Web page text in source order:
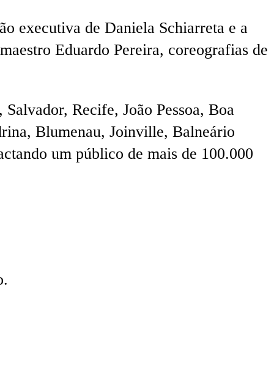
executiva de Daniela Schiarreta e a
Eduardo Pereira, coreografias de
Recife, João Pessoa, Boa
Blumenau, Joinville, Balneário
um público de mais de 100.000